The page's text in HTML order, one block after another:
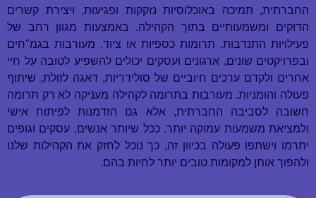
החברתית, תמיכה באוכלוסיות נזקקות ופגיעות, ויצירת קשרים
הדוקים ומשמעותיים בתוך הקהילה. באמצעות מגוון רחב של
פעילויות התנדבות, תרומות כספיות או ציוד, מעורבות בגמ"חים
ובפרויקטים שונים, ארגונים ועסקים יכולים להשפיע לטובה על חיי
אחרים ולקדם ערכים חיוביים של סולידריות, דאגה לזולת, שיתוף
פעולה והומניות. מעורבות בתרומה לקהילה מעניקה לא רק תרומה
חשובה לסביבה החברתית, אלא גם הזדמנות לפיתוח אישי
ולמציאת משמעות עמוקה יותר. ככל שיותר אנשים, עסקים וגופים
יתרמו וישתפו פעולה בכיוון זה, כך נוכל לחזק את הקהילות שלנו
ולהפוך אותן למקומות טובים יותר לחיות בהם.